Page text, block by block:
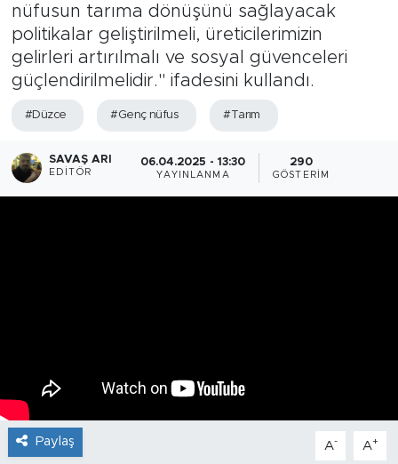
nüfusun tarıma dönüşünü sağlayacak
politikalar geliştirilmeli, üreticilerimizin
gelirleri artırılmalı ve sosyal güvenceleri
güçlendirilmelidir." ifadesini kullandı.
#Düzce #Genç nüfus #Tarım
SAVAŞ ARI
EDITÖR
06.04.2025 - 13:30
YAYINLANMA
290
GÖSTERIM
Paylaş A- A+